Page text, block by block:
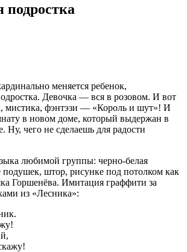
подростка
меняется ребенок,
Девочка — вся в розовом. И вот
мистика, фэнтэзи — «Король и шут»! И
в новом доме, который выдержан в
Ну, чего не сделаешь для радости
любимой группы: черно-белая
подушек, штор, рисунке под потолком как
Горшенёва. Имитация граффити за
из «Лесника»: